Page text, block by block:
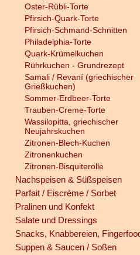
Oster-Rübli-Torte
Pfirsich-Quark-Torte
Pfirsich-Schmand-Schnitten
Philadelphia-Torte
Quark-Krümelkuchen
Rührkuchen - Grundrezept
Samali / Revaní (griechischer
Grießkuchen)
Sommer-Erdbeer-Torte
Trauben-Creme-Torte
Wassilopitta, griechischer
Neujahrskuchen
Zitronen-Blech-Kuchen
Zitronenkuchen
Zitronen-Bisquiterolle
Nachspeisen & Süßspeisen
Parfait / Eiscrème / Sorbet
Pralinen und Konfekt
Salate und Dressings
Snacks, Knabbereien,
Suppen & Saucen / Soßen